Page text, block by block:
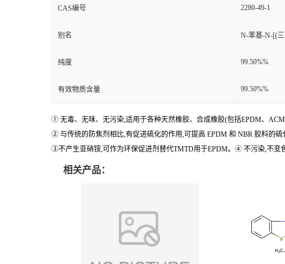
CAS编号 2280-49-1
别名 N-苯基-N-[(
纯度 99.50%%
有效物质含量 99.50%%
① 无毒、无味、无污染,适用于各种天然橡胶、合成橡胶(包括EPDM、ACM
② 与传统的防焦剂相比,有促进硫化的作用,可提高 EPDM 和 NBR 胶料的
③不产生亚硝铵,可作为环保促进剂替代TMTD用于EPDM。④ 不污染,不变
相关产品：